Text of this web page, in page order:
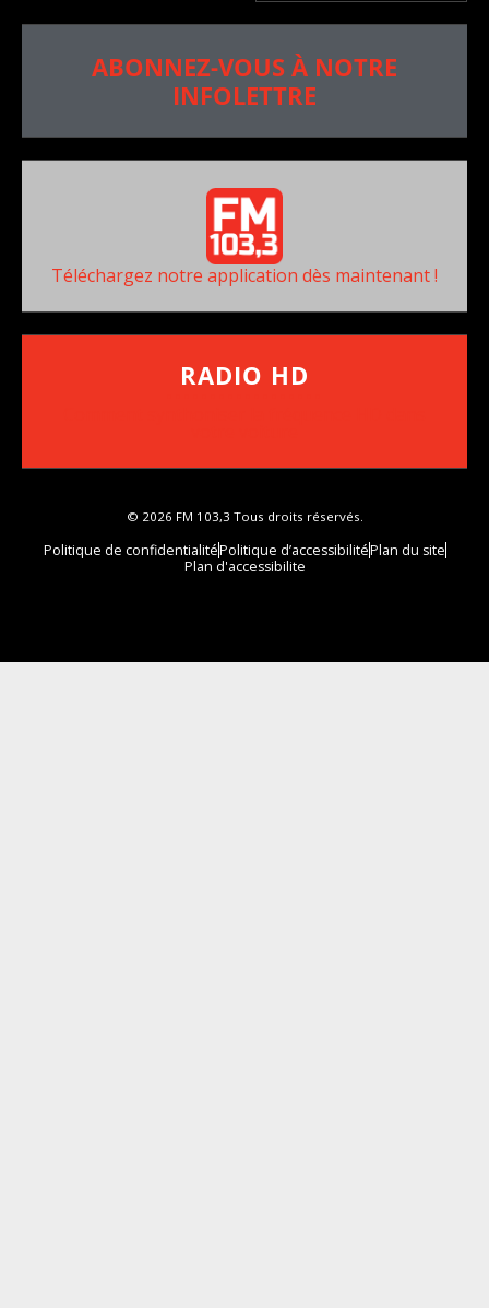
ABONNEZ-VOUS À NOTRE
INFOLETTRE
Téléchargez notre application dès maintenant !
RADIO HD
© 2026 FM 103,3 Tous droits réservés.
Politique de confidentialitéPolitique d’accessibilitéPlan du site
Plan d'accessibilite